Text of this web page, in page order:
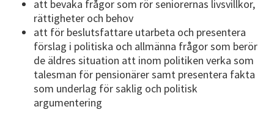
att bevaka frågor som rör seniorernas livsvillkor,
rättigheter och behov
att för beslutsfattare utarbeta och presentera
förslag i politiska och allmänna frågor som berör
de äldres situation att inom politiken verka som
talesman för pensionärer samt presentera fakta
som underlag för saklig och politisk
argumentering